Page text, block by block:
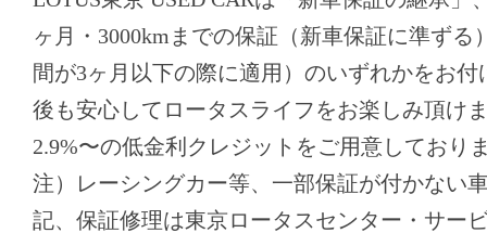
ヶ月・3000kmまでの保証（新車保証に準ずる
間が3ヶ月以下の際に適用）のいずれかをお
後も安心してロータスライフをお楽しみ頂け
2.9%〜の低金利クレジットをご用意しており
注）レーシングカー等、一部保証が付かない
記、保証修理は東京ロータスセンター・サー